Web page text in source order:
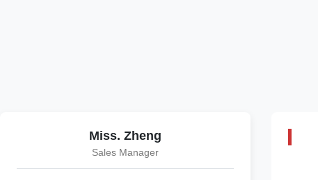
Miss. Zheng
Sales Manager